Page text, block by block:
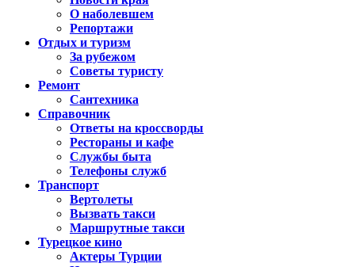
О наболевшем
Репортажи
Отдых и туризм
За рубежом
Советы туристу
Ремонт
Сантехника
Справочник
Ответы на кроссворды
Рестораны и кафе
Службы быта
Телефоны служб
Транспорт
Вертолеты
Вызвать такси
Маршрутные такси
Турецкое кино
Актеры Турции